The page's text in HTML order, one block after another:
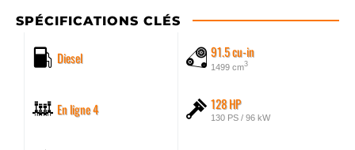
SPÉCIFICATIONS CLÉS
Diesel 91.5 cu-in
1499 cm3
En ligne 4 128 HP
130 PS / 96 kW